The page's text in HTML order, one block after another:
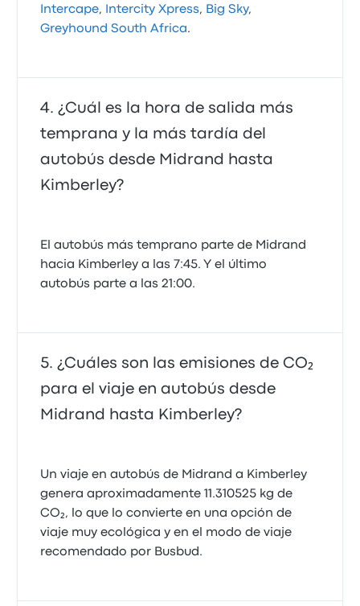
Intercape, Intercity Xpress, Big Sky,
Greyhound South Africa.
¿Cuál es la hora de salida más
temprana y la más tardía del
autobús desde Midrand hasta
Kimberley?
El autobús más temprano parte de Midrand
hacia Kimberley a las 7:45. Y el último
autobús parte a las 21:00.
¿Cuáles son las emisiones de CO₂
para el viaje en autobús desde
Midrand hasta Kimberley?
Un viaje en autobús de Midrand a Kimberley
genera aproximadamente 11.310525 kg de
CO₂, lo que lo convierte en una opción de
viaje muy ecológica y en el modo de viaje
recomendado por Busbud.